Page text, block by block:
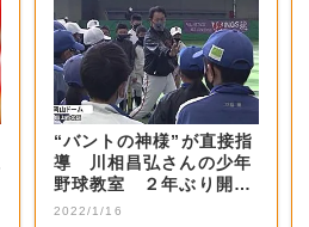
“バントの神様”が直接指
導 川相昌弘さんの少年
野球教室 ２年ぶり開催
【岡山・岡山...
2022/1/16